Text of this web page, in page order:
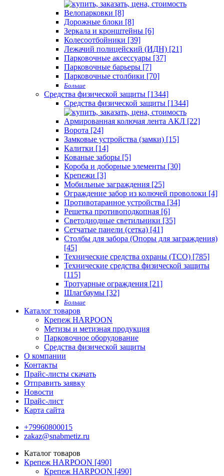
Велопарковки [8]
Дорожные блоки [8]
Зеркала и кронштейны [6]
Колесоотбойники [39]
Лежачий полицейский (ИДН) [21]
Парковочные аксессуары [37]
Парковочные барьеры [7]
Парковочные столбики [70]
Больше
Средства физической защиты [1344]
Средства физической защиты [1344]
Армированная колючая лента АКЛ [22]
Ворота [24]
Замковые устройства (замки) [15]
Калитки [14]
Кованые заборы [5]
Короба и доборные элементы [30]
Крепежи [3]
Мобильные заграждения [25]
Ограждение забор из колючей проволоки [4]
Противотаранное устройства [34]
Решетка противоподкопная [6]
Светодиодные светильники [35]
Сетчатые панели (сетка) [41]
Столбы для забора (Опоры для заграждения)
[45]
Технические средства охраны (ТСО) [785]
Технические средства физической защиты
[115]
Тротуарные ограждения [21]
Шлагбаумы [32]
Больше
Каталог товаров
Крепеж HARPOON
Метизы и метизная продукция
Парковочное оборудование
Средства физической защиты
О компании
Контакты
Прайс-листы скачать
Отправить заявку
Новости
Прайс-лист
Карта сайта
+79960800015
zakaz@snabmetiz.ru
Каталог товаров
Крепеж HARPOON [490]
Крепеж HARPOON [490]